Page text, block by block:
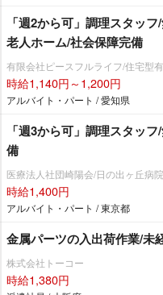
「週2から可」調理スタッ
老人ホーム/社会保障完備
有限会社ピースフルライフ/住宅型
時給1,140円～1,200円
アルバイト・パート / 愛知県
「週3から可」調理スタッ
備
医療法人社団崎陽会/日の出ヶ丘病院
時給1,400円
アルバイト・パート / 東京都
金属パーツの入出荷作業/未
株式会社トーコー
時給1,380円